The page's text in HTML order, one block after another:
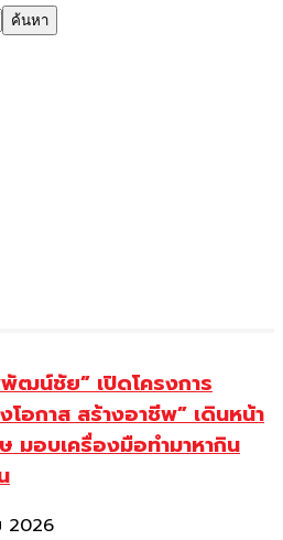
ฒน์ชัย” เปิดโครงการ
โอกาส สร้างอาชีพ” เดินหน้า
มอบเครื่องมือทำมาหากิน
2026